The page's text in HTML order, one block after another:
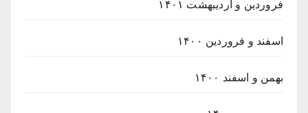
فروردین و اردیبهشت ۱۴۰۱
اسفند و فروردین ۱۴۰۰
بهمن و اسفند ۱۴۰۰